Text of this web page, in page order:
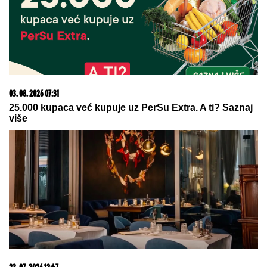
07. 08. 2026 21:48
Otišao iz Arsenala pre nego što su podigli trofej – vratio
se u Premijer ligu